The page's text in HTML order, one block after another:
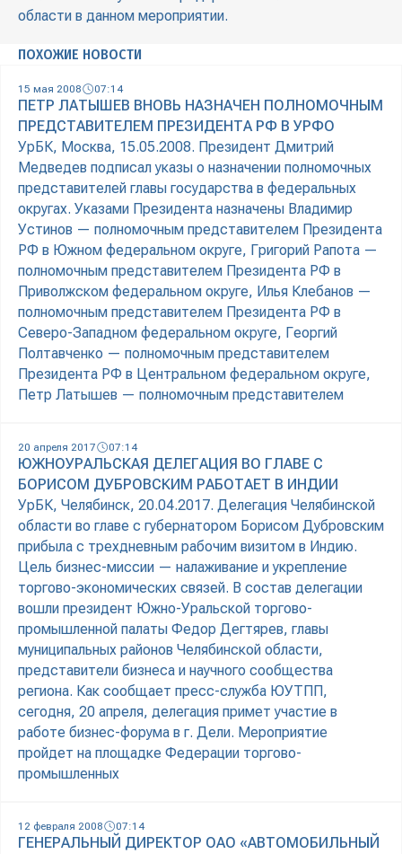
области в данном мероприятии.
ПОХОЖИЕ НОВОСТИ
15 мая 2008 07:14
ПЕТР ЛАТЫШЕВ ВНОВЬ НАЗНАЧЕН ПОЛНОМОЧНЫМ
ПРЕДСТАВИТЕЛЕМ ПРЕЗИДЕНТА РФ В УРФО
УрБК, Москва, 15.05.2008. Президент Дмитрий
Медведев подписал указы о назначении полномочных
представителей главы государства в федеральных
округах. Указами Президента назначены Владимир
Устинов — полномочным представителем Президента
РФ в Южном федеральном округе, Григорий Рапота —
полномочным представителем Президента РФ в
Приволжском федеральном округе, Илья Клебанов —
полномочным представителем Президента РФ в
Северо-Западном федеральном округе, Георгий
Полтавченко — полномочным представителем
Президента РФ в Центральном федеральном округе,
Петр Латышев — полномочным представителем
20 апреля 2017 07:14
ЮЖНОУРАЛЬСКАЯ ДЕЛЕГАЦИЯ ВО ГЛАВЕ С
БОРИСОМ ДУБРОВСКИМ РАБОТАЕТ В ИНДИИ
УрБК, Челябинск, 20.04.2017. Делегация Челябинской
области во главе с губернатором Борисом Дубровским
прибыла с трехдневным рабочим визитом в Индию.
Цель бизнес-миссии — налаживание и укрепление
торгово-экономических связей. В состав делегации
вошли президент Южно-Уральской торгово-
промышленной палаты Федор Дегтярев, главы
муниципальных районов Челябинской области,
представители бизнеса и научного сообщества
региона. Как сообщает пресс-служба ЮУТПП,
сегодня, 20 апреля, делегация примет участие в
работе бизнес-форума в г. Дели. Мероприятие
пройдет на площадке Федерации торгово-
промышленных
12 февраля 2008 07:14
ГЕНЕРАЛЬНЫЙ ДИРЕКТОР ОАО «АВТОМОБИЛЬНЫЙ